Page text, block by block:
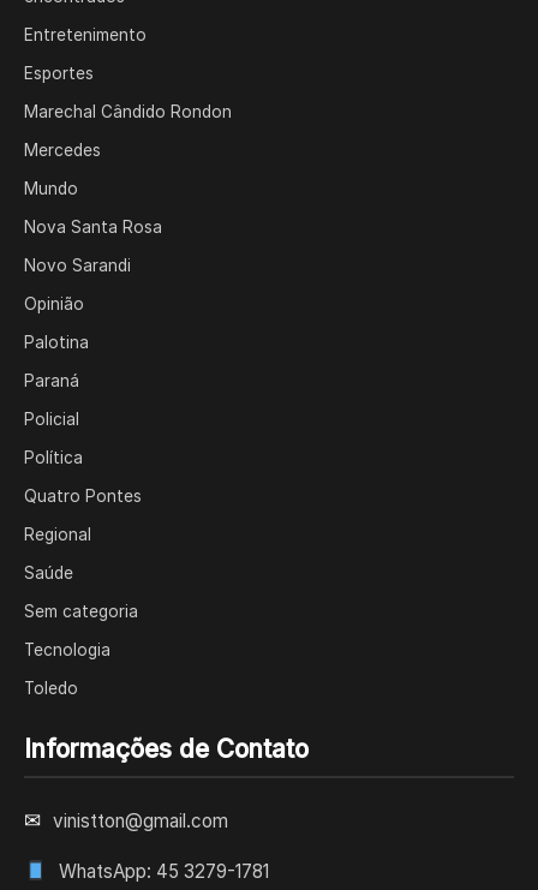
Entretenimento
Esportes
Marechal Cândido Rondon
Mercedes
Mundo
Nova Santa Rosa
Novo Sarandi
Opinião
Palotina
Paraná
Policial
Política
Quatro Pontes
Regional
Saúde
Sem categoria
Tecnologia
Toledo
Informações de Contato
✉ vinistton@gmail.com
WhatsApp: 45 3279-1781